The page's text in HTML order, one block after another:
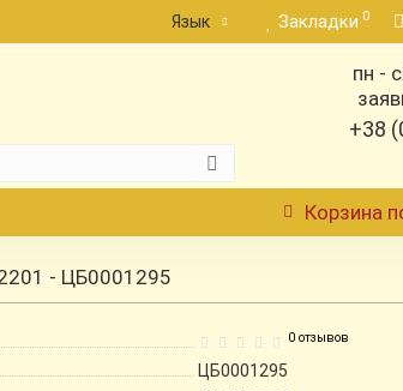
Язык Закладки 0
пн -
+38
Корзина
- ЦБ0001295
0 отзывов
ЦБ0001295